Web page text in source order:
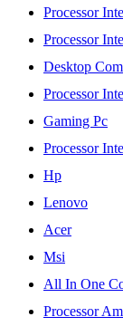
Processor
Processor
Desktop
Processor
Gaming Pc
Processor
Hp
Lenovo
Acer
Msi
All In One
Processor